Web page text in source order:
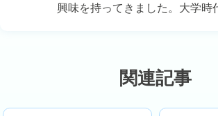
興味を持ってきました。大学時
と同時にそれを生かして、言葉
ツールを利用して、皆さんとコ
ケーションしたいと思っていま
関連記事